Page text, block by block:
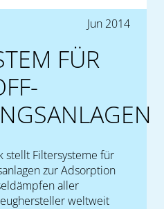
Jun 2014
FÜR
stellt Filtersysteme für
zur Adsorption
aller
weltweit